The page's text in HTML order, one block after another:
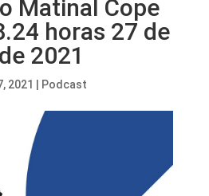
Matinal Cope
horas 27 de
2021
2021 Podcast